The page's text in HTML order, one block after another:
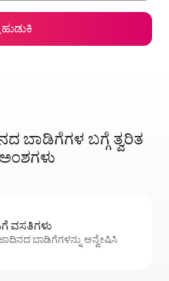
ಹುಡುಕಿ
ಬಾಡಿಗೆಗಳ ಬಗ್ಗೆ ತ್ವರಿತ
ವಸತಿಗಳು
ಬಾಡಿಗೆಗಳನ್ನು ಅನ್ವೇಷಿಸಿ